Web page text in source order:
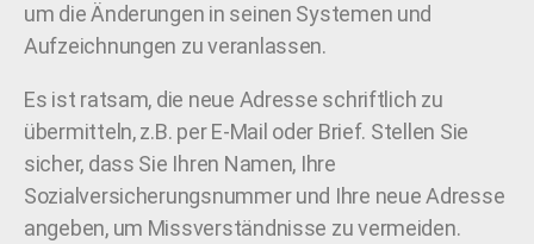
um die Änderungen in seinen Systemen und
Aufzeichnungen zu veranlassen.
Es ist ratsam, die neue Adresse schriftlich zu
übermitteln, z.B. per E-Mail oder Brief. Stellen Sie
sicher, dass Sie Ihren Namen, Ihre
Sozialversicherungsnummer und Ihre neue Adresse
angeben, um Missverständnisse zu vermeiden.